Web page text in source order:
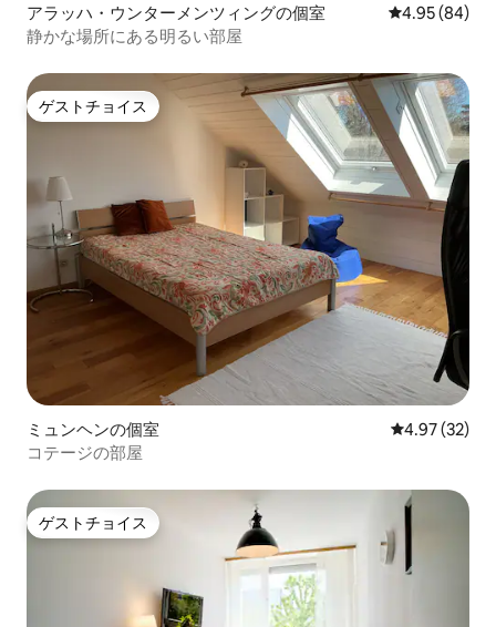
アラッハ・ウンターメンツィングの個室 レビュー84
4.95 (84)
静かな場所にある明るい部屋
ゲストチョイス
ゲストチョイス
ミュンヘンの個室 レビュー32
4.97 (32)
コテージの部屋
ゲストチョイス
ゲストチョイス